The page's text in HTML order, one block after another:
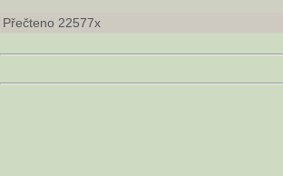
Přečteno 22577x